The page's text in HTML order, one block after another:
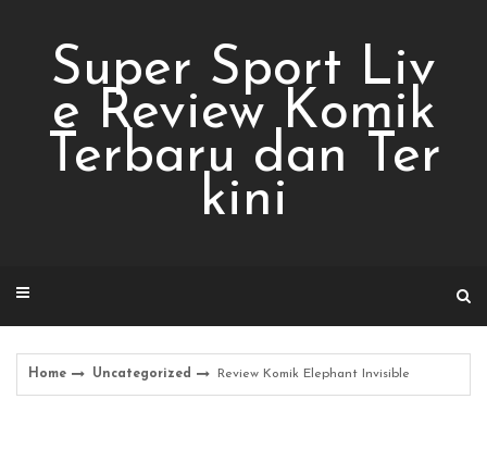
Super Sport Liv
e Review Komik
Terbaru dan Ter
kini
Home Uncategorized Review Komik Elephant Invisible